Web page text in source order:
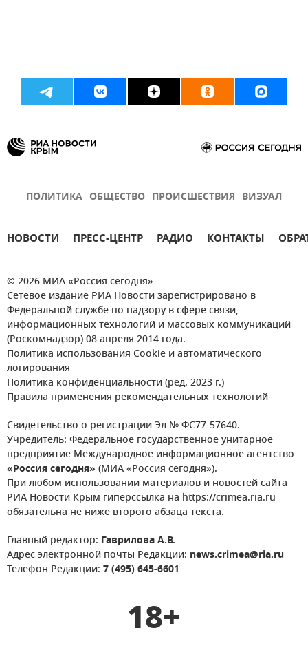
ПОЛИТИКА ОБЩЕСТВО ПРОИСШЕСТВИЯ ВИЗУАЛ
НОВОСТИ ПРЕСС-ЦЕНТР РАДИО КОНТАКТЫ
© 2026 МИА «Россия сегодня»
Сетевое издание РИА Новости зарегистрировано в
Федеральной службе по надзору в сфере связи,
информационных технологий и массовых коммуникаций
(Роскомнадзор) 08 апреля 2014 года.
Политика использования Cookie и автоматического
логирования
Политика конфиденциальности (ред. 2023 г.)
Правила применения рекомендательных технологий
Свидетельство о регистрации Эл № ФС77-57640.
Учредитель: Федеральное государственное унитарное
предприятие Международное информационное агентство
«Россия сегодня» (МИА «Россия сегодня»).
При любом использовании материалов и новостей сайта
РИА Новости Крым гиперссылка на https://crimea.ria.ru
обязательна не ниже второго абзаца текста.
Главный редактор: Гаврилова А.В.
Адрес электронной почты Редакции: news.crimea@ria.ru
Телефон Редакции: 7 (495) 645-6601
18+